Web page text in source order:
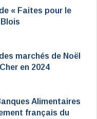
« Faites pour le
marchés de Noël
en 2024
Alimentaires
français du